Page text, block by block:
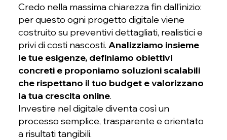
Credo nella massima chiarezza fin dall’inizio:
per questo ogni progetto digitale viene
costruito su preventivi dettagliati, realistici e
privi di costi nascosti. Analizziamo insieme
le tue esigenze, definiamo obiettivi
concreti e proponiamo soluzioni scalabili
che rispettano il tuo budget e valorizzano
la tua crescita online.
Investire nel digitale diventa così un
processo semplice, trasparente e orientato
a risultati tangibili.